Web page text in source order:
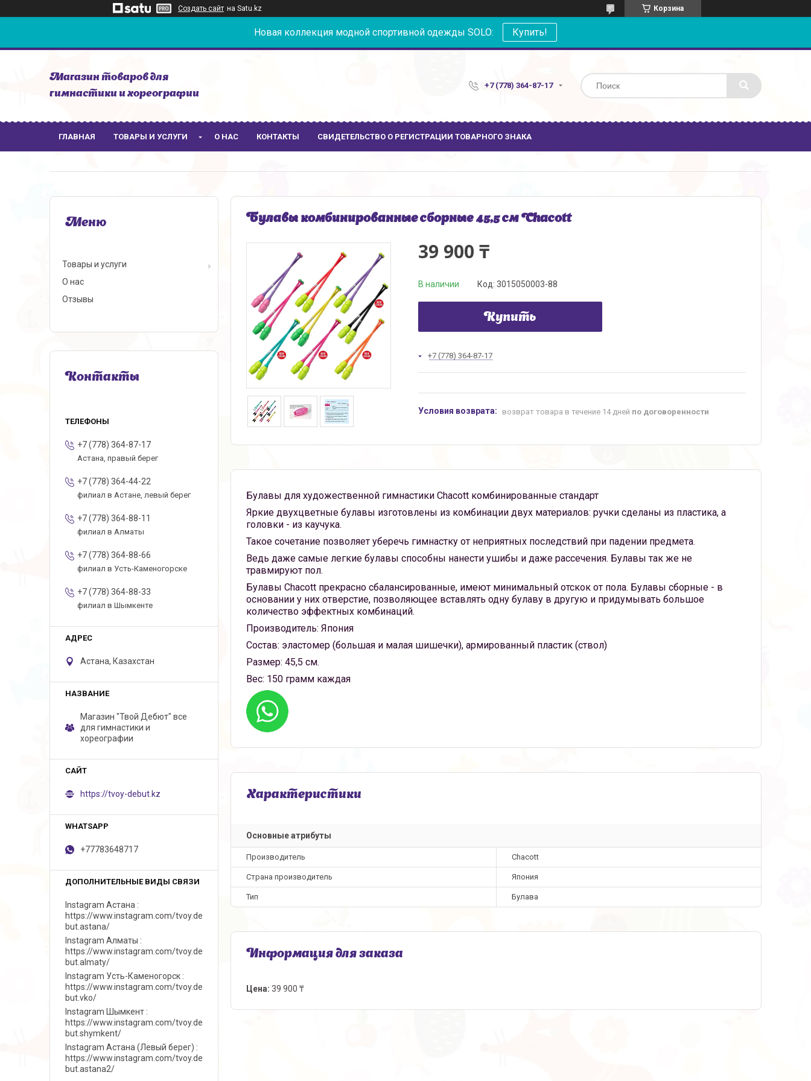
Создать сайт на Satu.kz Корзина
Новая коллекция модной спортивной одежды SOLO: Купить!
Магазин товаров для
гимнастики и хореографии
+7 (778) 364-87-17
ГЛАВНАЯ ТОВАРЫ И УСЛУГИ О НАС КОНТАКТЫ СВИДЕТЕЛЬСТВО О РЕГИСТРАЦИИ ТОВАРНОГО ЗНАКА
Булавы комбинированные сборные 45,5 см Chacott
39 900 ₸
В наличии Код: 3015050003-88
Купить
+7 (778) 364-87-17
возврат товара в течение 14 дней по договоренности
Булавы для художественной гимнастики Chacott комбинированные стандарт
Яркие двухцветные булавы изготовлены из комбинации двух материалов: ручки сделаны из пластика, а
головки - из каучука.
Такое сочетание позволяет уберечь гимнастку от неприятных последствий при падении предмета.
Ведь даже самые легкие булавы способны нанести ушибы и даже рассечения. Булавы так же не
травмируют пол.
Булавы Chacott прекрасно сбалансированные, имеют минимальный отскок от пола. Булавы сборные - в
основании у них отверстие, позволяющее вставлять одну булаву в другую и придумывать большое
количество эффектных комбинаций.
Производитель: Япония
Состав: эластомер (большая и малая шишечки), армированный пластик (ствол)
Размер: 45,5 см.
Вес: 150 грамм каждая
Характеристики
Основные атрибуты
Производитель Chacott
Страна производитель Япония
Тип Булава
Информация для заказа
Цена: 39 900 ₸
Товары и услуги
О нас
Отзывы
Контакты
+7 (778) 364-87-17
Астана, правый берег
+7 (778) 364-44-22
филиал в Астане, левый берег
+7 (778) 364-88-11
филиал в Алматы
+7 (778) 364-88-66
филиал в Усть-Каменогорске
+7 (778) 364-88-33
филиал в Шымкенте
Астана, Казахстан
Магазин "Твой Дебют" все
для гимнастики и
хореографии
https://tvoy-debut.kz
+77783648717
Instagram Астана
https://www.instagram.com/tvoy.de
but.astana/
Instagram Алматы
https://www.instagram.com/tvoy.de
but.almaty/
Instagram Усть-Каменогорск
https://www.instagram.com/tvoy.de
but.vko/
Instagram Шымкент
https://www.instagram.com/tvoy.de
but.shymkent/
Instagram Астана (Левый берег)
https://www.instagram.com/tvoy.de
but.astana2/